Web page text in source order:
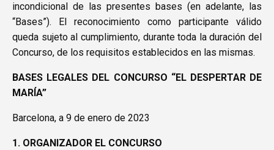
incondicional de las presentes bases (en adelante, las
“Bases”). El reconocimiento como participante válido
queda sujeto al cumplimiento, durante toda la duración del
Concurso, de los requisitos establecidos en las mismas.
BASES LEGALES DEL CONCURSO “EL DESPERTAR DE
MARÍA”
Barcelona, a 9 de enero de 2023
1. ORGANIZADOR EL CONCURSO